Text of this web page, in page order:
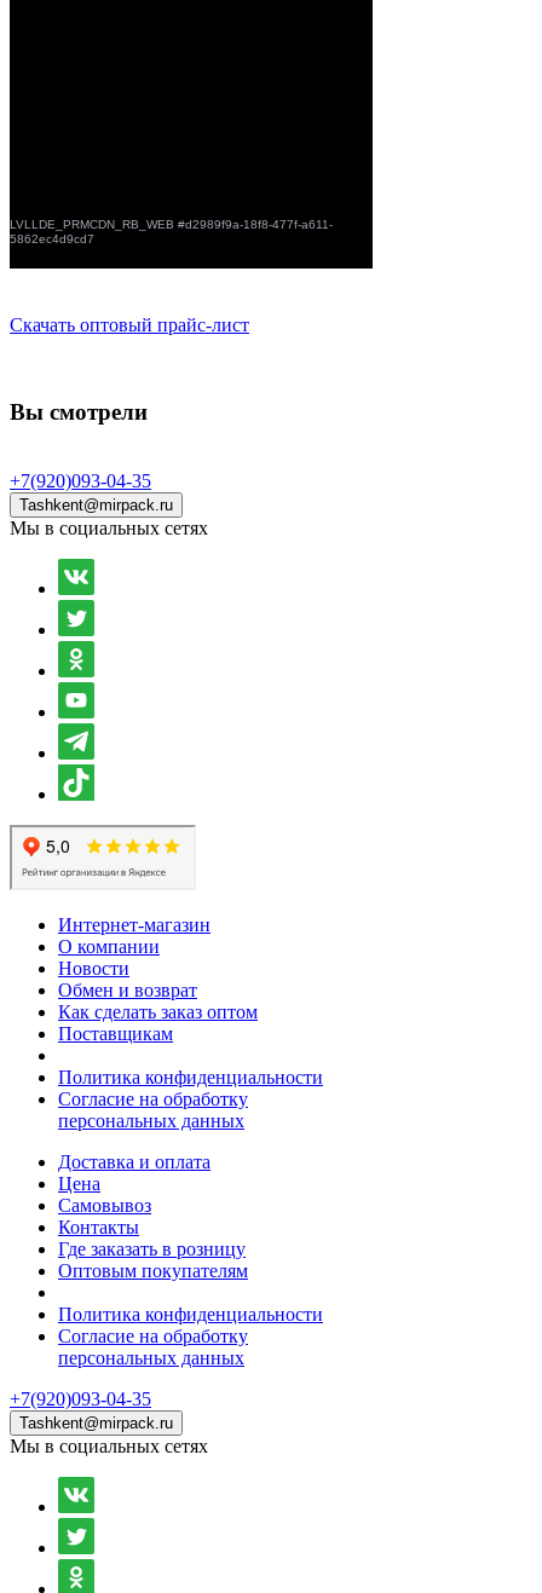
Скачать оптовый прайс-лист
Вы смотрели
+7(920)093-04-35
Tashkent@mirpack.ru
Мы в социальных сетях
Интернет-магазин
О компании
Новости
Обмен и возврат
Как сделать заказ оптом
Поставщикам
Политика конфиденциальности
Согласие на обработку
персональных данных
Доставка и оплата
Цена
Самовывоз
Контакты
Где заказать в розницу
Оптовым покупателям
Политика конфиденциальности
Согласие на обработку
персональных данных
+7(920)093-04-35
Tashkent@mirpack.ru
Мы в социальных сетях